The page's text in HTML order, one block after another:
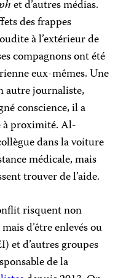
et d’autres médias.
des frappes
à l’extérieur de
compagnons ont été
eux-mêmes. Une
autre journaliste,
conscience, il a
à proximité. Al-
dans la voiture
médicale, mais
trouver de l’aide.
risquent non
d’être enlevés ou
et d’autres groupes
de la